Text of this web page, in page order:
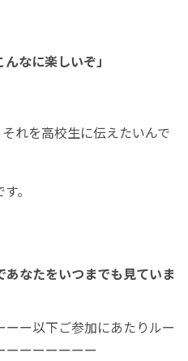
なに楽しいぞ」
れを高校生に伝えたいんで
。
なたをいつまでも見ていま
ー以下ご参加にあたりルー
ーーーーーーー